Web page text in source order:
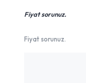
Fiyat sorunuz.
Fiyat sorunuz.